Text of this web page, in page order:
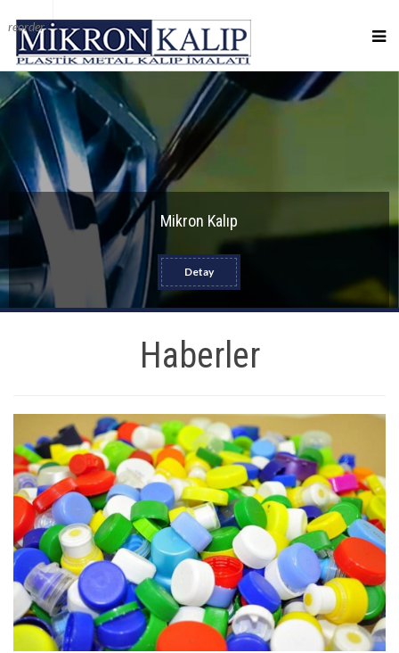
reorder
Mikron Kalıp
Detay
Haberler